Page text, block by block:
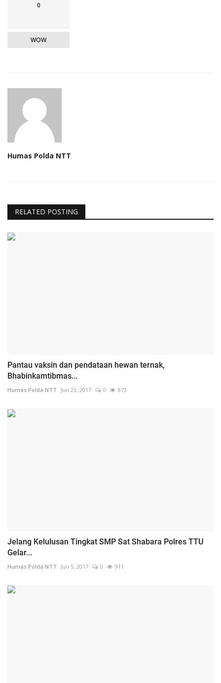
0
WOW
Humas Polda NTT
RELATED POSTING
Pantau vaksin dan pendataan hewan ternak,
Bhabinkamtibmas...
Humas Polda NTT Jun 23, 2017 0 873
Jelang Kelulusan Tingkat SMP Sat Shabara Polres TTU
Gelar...
Humas Polda NTT Jun 5, 2017 0 911